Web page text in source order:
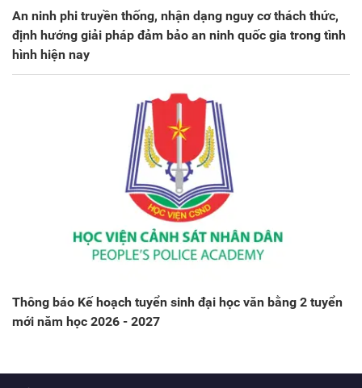
An ninh phi truyền thống, nhận dạng nguy cơ thách thức,
định hướng giải pháp đảm bảo an ninh quốc gia trong tình
hình hiện nay
Thông báo Kế hoạch tuyển sinh đại học văn bằng 2 tuyển
mới năm học 2026 - 2027